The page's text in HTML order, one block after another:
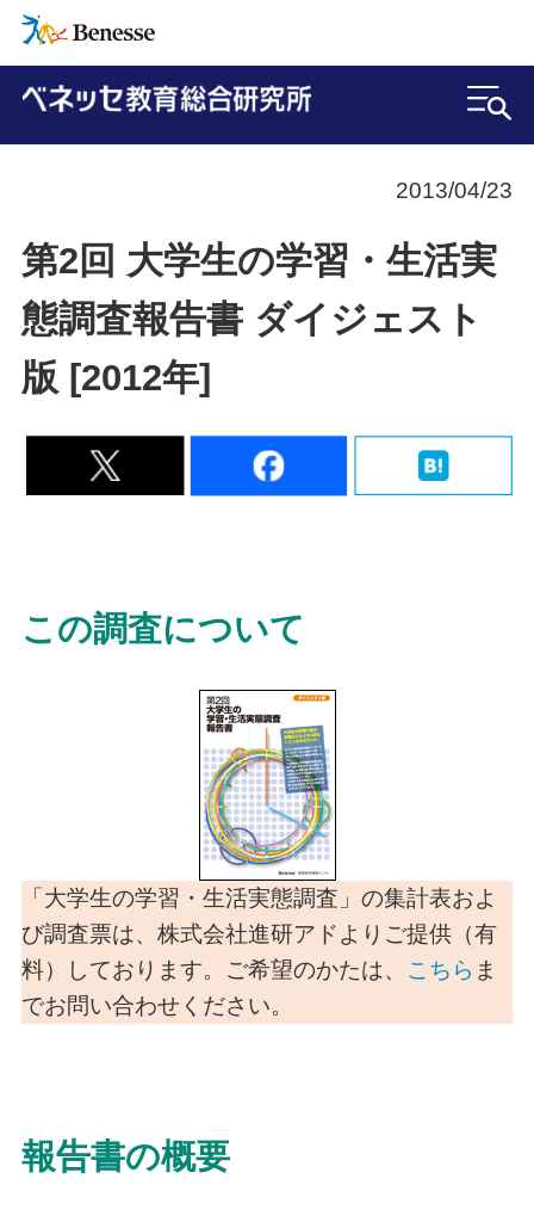
2013/04/23
第2回 大学生の学習・生活実
態調査報告書 ダイジェスト
版 [2012年]
この調査について
「大学生の学習・生活実態調査」の集計表およ
び調査票は、株式会社進研アドよりご提供（有
料）しております。ご希望のかたは、 こちら ま
でお問い合わせください。
報告書の概要